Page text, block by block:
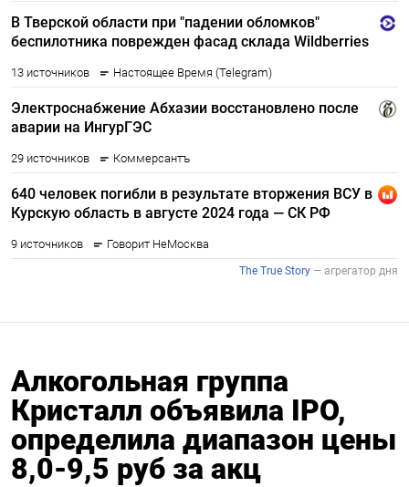
Алкогольная группа
Кристалл объявила IPO,
определила диапазон цены
8,0-9,5 руб за акц